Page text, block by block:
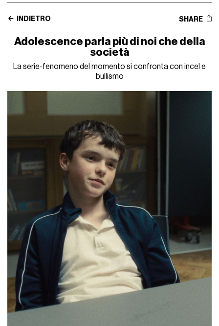
INDIETRO SHARE
Adolescence parla più di noi che della
società
La serie-fenomeno del momento si confronta con incel e
bullismo